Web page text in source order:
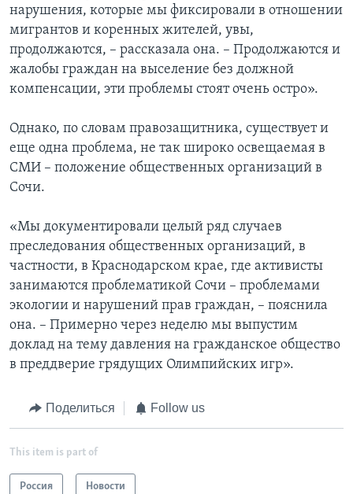
нарушения, которые мы фиксировали в отношении
мигрантов и коренных жителей, увы,
продолжаются, – рассказала она. – Продолжаются и
жалобы граждан на выселение без должной
компенсации, эти проблемы стоят очень остро».
Однако, по словам правозащитника, существует и
еще одна проблема, не так широко освещаемая в
СМИ – положение общественных организаций в
Сочи.
«Мы документировали целый ряд случаев
преследования общественных организаций, в
частности, в Краснодарском крае, где активисты
занимаются проблематикой Сочи – проблемами
экологии и нарушений прав граждан, – пояснила
она. – Примерно через неделю мы выпустим
доклад на тему давления на гражданское общество
в преддверие грядущих Олимпийских игр».
Поделиться Follow us
This item is part of
Россия Новости